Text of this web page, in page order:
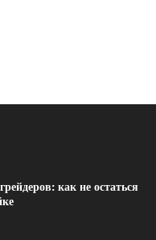
как не остаться